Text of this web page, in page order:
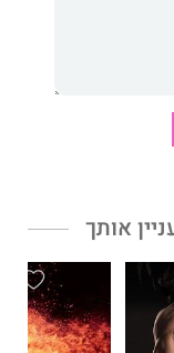
תואם את
וייפר. אבל יש בעיה
שני הגברים מנסים
הדרך מהתחתית
משהו חדש וטוב
אותך